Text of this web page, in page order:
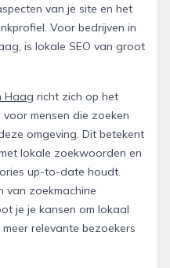
van je site en het
Voor bedrijven in
is lokale SEO van groot
Haag richt zich op het
mensen die zoeken
omgeving. Dit betekent
lokale zoekwoorden en
up-to-date houdt.
van zoekmachine
je je kansen om lokaal
relevante bezoekers